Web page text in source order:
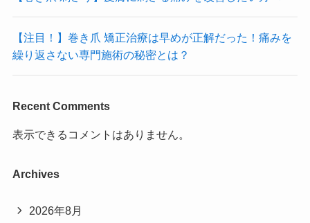
【注目！】巻き爪 矯正治療は早めが正解だった！痛みを
繰り返さない専門施術の秘密とは？
Recent Comments
表示できるコメントはありません。
Archives
2026年8月